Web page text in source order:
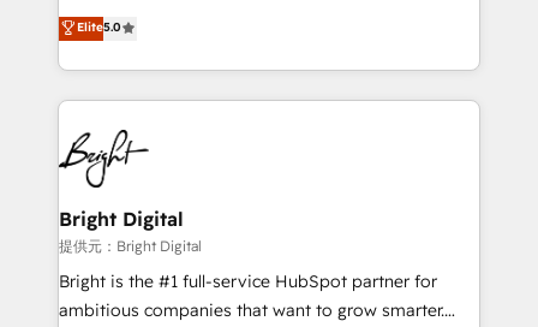
Growth-Driven Design Agency of the Year 🏆2016
Sales Enablement HubSpot Impact Award 🏆2015
HubSpot COS Performance Award 🏆2014 HubSpot
COS Design Award 🏆2013 HubSpot Marketplace
Partner 📆Founded in 1997
and nonprofits — to streamline operations, scale
revenue, and unlock the full potential of HubSpot.
With deep technical and industry expertise, we fuse
automation, integration, and AI innovation to deliver
lasting impact. We specialize in: • Turnkey and end-
to-end HubSpot implementations • Onboarding for
Sales, Service, Marketing & Content Hubs • AI voice
and chat agents, predictive automation, and smart
workflows • Salesforce + HubSpot integration •
RevOps and AI-driven sales enablement • Website
design and CMS development • ERP integration: SAP,
Elite5.0
Bright Digital
提供元：Bright Digital
Bright is the #1 full-service HubSpot partner for
ambitious companies that want to grow smarter.